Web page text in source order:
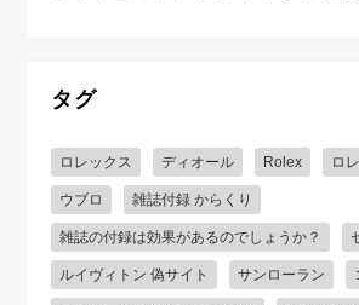
タグ
ロレックス ディオール Rolex ロ
ウブロ 雑誌付録 からくり
雑誌の付録は効果があるのでしょうか？
ルイヴィトン 偽サイト サンローラン